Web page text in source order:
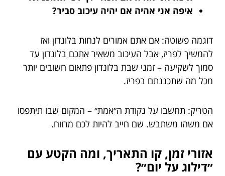
איפה אני אהיה אם יהיה עיכוב סביר?
דוגמה פשוטה: אם אתם אמורים לנחות בלונדון ואז
להמשיך לפריז, אבל העיכוב משאיר אתכם בלונדון עד
סמוך לשקיעה – זמני שבת בלונדון פתאום חשובים יותר
מכל מה שתכננתם בפריז.
הטריק: תחשבו על נקודת ה״אמת״ – המקום שבו תיתפסו
אם משהו משתבש. שם חייב להיות לכם מרווח.
אזורי זמן, קו התאריך, ומה הקטע עם
״דילוג על יום״?